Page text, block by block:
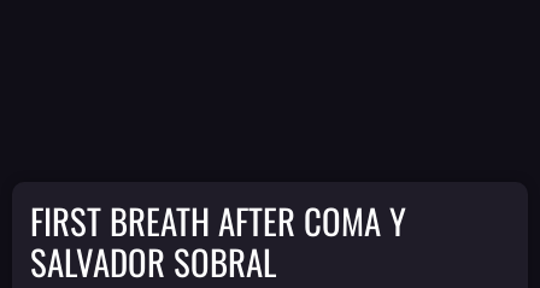
FIRST BREATH AFTER COMA Y
SALVADOR SOBRAL